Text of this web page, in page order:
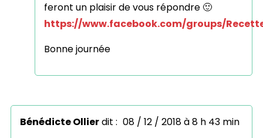
feront un plaisir de vous répondre 🙂
https://www.facebook.com/groups/
Bonne journée
Bénédicte Ollierdit : 08 / 12 / 2018 à 8 h 43 min